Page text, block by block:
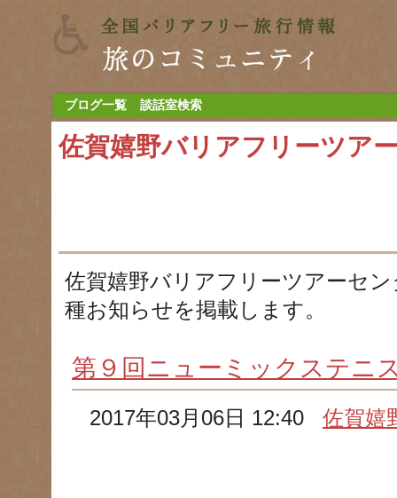
ブログ一覧 談話室検索
佐賀嬉野バリアフリーツア
佐賀嬉野バリアフリーツアーセ
種お知らせを掲載します。
第９回ニューミックステニ
2017年03月06日 12:40佐賀嬉